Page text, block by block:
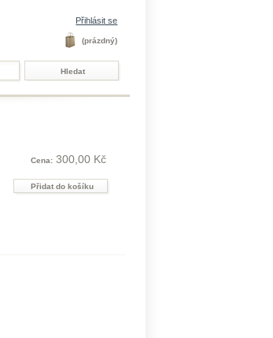
Přihlásit se
(prázdný)
Cena: 300,00 Kč